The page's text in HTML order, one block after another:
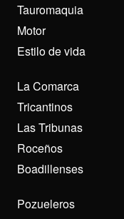
Tauromaquia
Motor
Estilo de vida
La Comarca
Tricantinos
Las Tribunas
Roceños
Boadillenses
Pozueleros